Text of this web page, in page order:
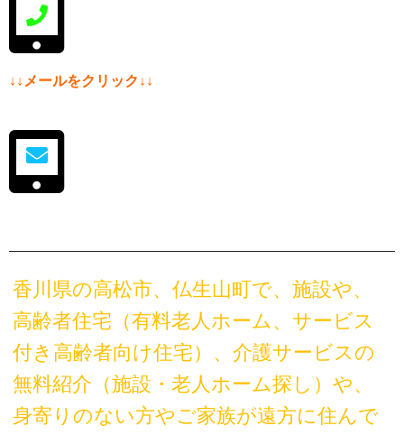
↓↓メールをクリック↓↓
香川県の高松市、仏生山町で、施設や、
高齢者住宅（有料老人ホーム、サービス
付き高齢者向け住宅）、介護サービスの
無料紹介（施設・老人ホーム探し）や、
身寄りのない方やご家族が遠方に住んで